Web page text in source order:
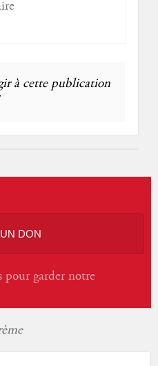
à cette publication
DON
pour garder notre